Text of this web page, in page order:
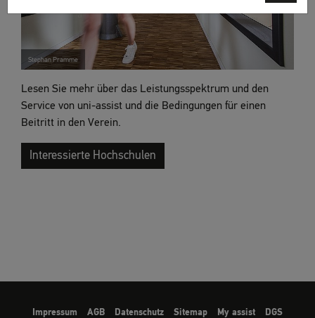
Stephan Pramme
Lesen Sie mehr über das Leistungsspektrum und den
Service von uni-assist und die Bedingungen für einen
Beitritt in den Verein.
Interessierte Hochschulen
Impressum AGB Datenschutz Sitemap My assist
DGS